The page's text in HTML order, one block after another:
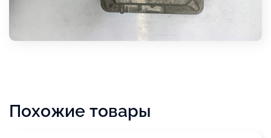
Похожие товары